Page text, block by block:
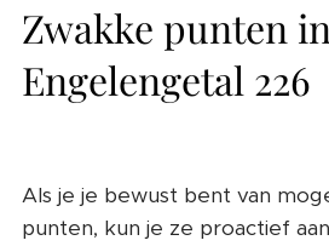
Zwakke punten in
Engelengetal 226
Als je je bewust bent van
punten, kun je ze proactief